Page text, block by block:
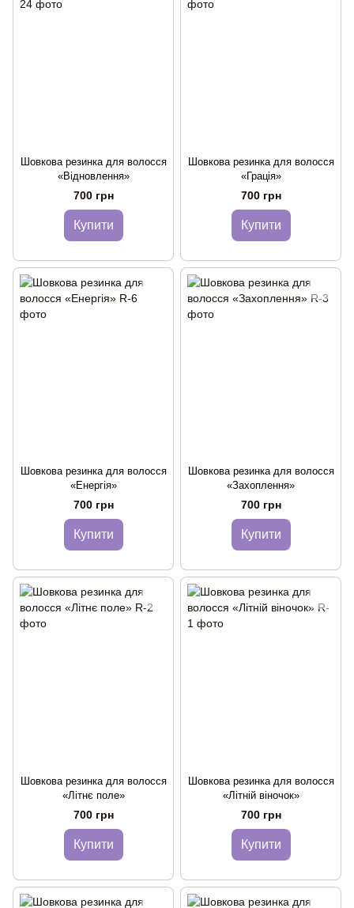
Шовкова резинка для волосся
«Відновлення»
700 грн
Купити
Шовкова резинка для волосся
«Грація»
700 грн
Купити
Шовкова резинка для волосся
«Енергія»
700 грн
Купити
Шовкова резинка для волосся
«Захоплення»
700 грн
Купити
Шовкова резинка для волосся
«Літнє поле»
700 грн
Купити
Шовкова резинка для волосся
«Літній віночок»
700 грн
Купити